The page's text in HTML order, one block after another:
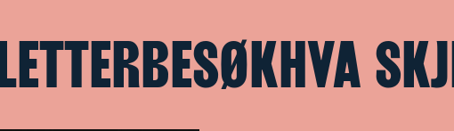
BESØKHVA